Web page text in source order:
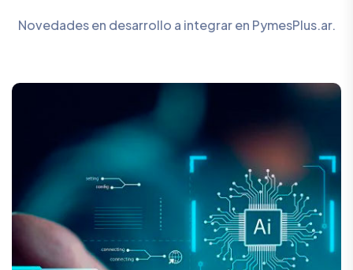
Novedades en desarrollo a integrar en PymesPlus.ar.